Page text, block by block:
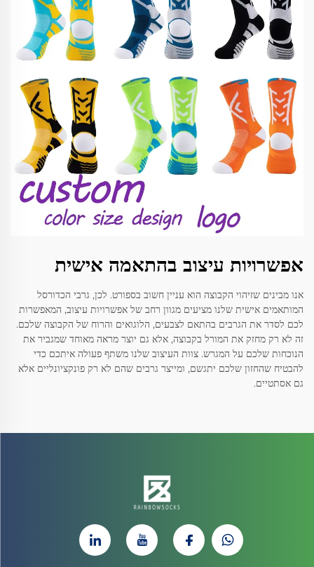
אפשרויות עיצוב בהתאמה אישית
אנו מבינים שזיהוי הקבוצה הוא עניין חשוב בספורט. לכן, גרבי הכדורסל
המותאמים אישית שלנו מציעים מגוון רחב של אפשרויות עיצוב, המאפשרות
לכם לסדר את הגרבים בהתאם לצבעים, הלוגואים והרוח של הקבוצה שלכם.
זה לא רק מחזק את המורל בקבוצה, אלא גם יוצר מראה מאוחד שמגביר את
הנוכחות שלכם על המגרש. צוות העיצוב שלנו משתף פעולה איתכם כדי
להבטיח שהחזון שלכם יתגשם, ומייצר גרבים שהם לא רק פונקציונליים אלא
גם אסתטיים.